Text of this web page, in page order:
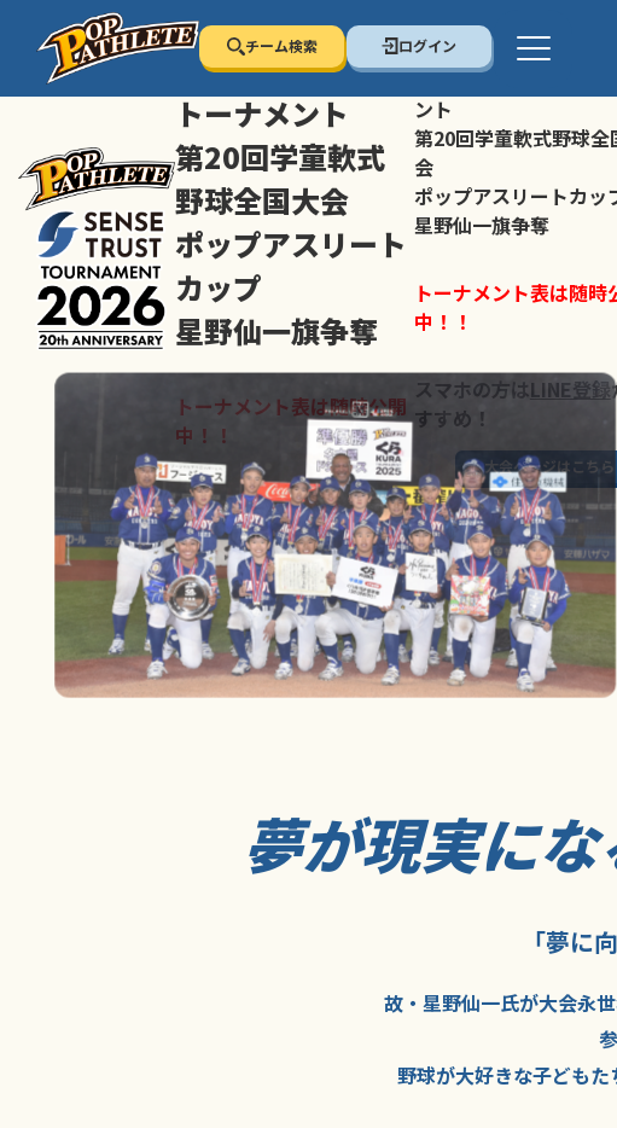
チーム検索 ログイン
センス・トラスト
トーナメント
第20回学童軟式
野球全国大会
ポップアスリート
カップ
星野仙一旗争奪
トーナメント表は随時公開
中！！
センス・トラストトー
ント
第20回学童軟式野球全
会
ポップアスリートカッ
星野仙一旗争奪
トーナメント表は随時
中！！
スマホの方はLINE登録
すすめ！
大会ページはこちら
夢が現実に
「夢に
故・星野仙一氏が大会永
野球が大好きな子どもた